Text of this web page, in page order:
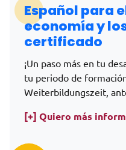
Español para
economía y
certificado
¡Un paso más en tu
tu periodo de
Weiterbildungszeit,
[+] Quiero más